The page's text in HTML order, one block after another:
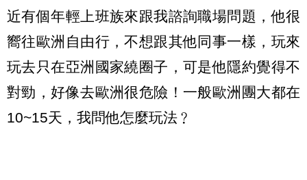
近有個年輕上班族來跟我諮詢職場問題，他很
嚮往歐洲自由行，不想跟其他同事一樣，玩來
玩去只在亞洲國家繞圈子，可是他隱約覺得不
對勁，好像去歐洲很危險！一般歐洲團大都在
10~15天，我問他怎麼玩法﹖